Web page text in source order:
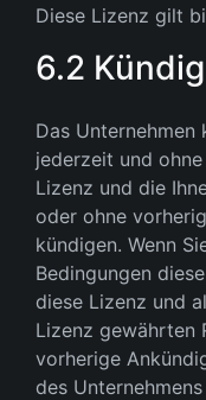
Diese Lizenz gilt
6.2
Das Unternehmen
jederzeit und
Lizenz und die
oder ohne
kündigen. Wenn
Bedingungen
diese Lizenz und
Lizenz gewährten
vorherige
des